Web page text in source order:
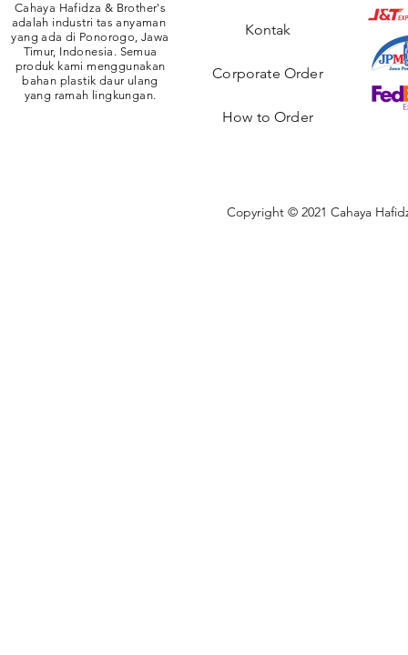
Cahaya Hafidza & Brother's
adalah industri tas anyaman
yang ada di Ponorogo, Jawa
Timur, Indonesia. Semua
produk kami menggunakan
bahan plastik daur ulang
yang ramah lingkungan.
Kontak
Corporate Order
How to Order
Copyright © 2021 Cahaya